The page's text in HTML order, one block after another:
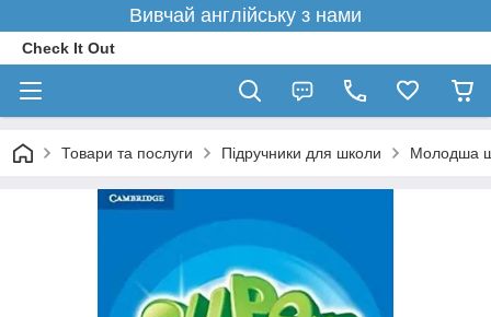
Вивчай англійську з нами
Check It Out
Товари та послуги Підручники для школи Молодша